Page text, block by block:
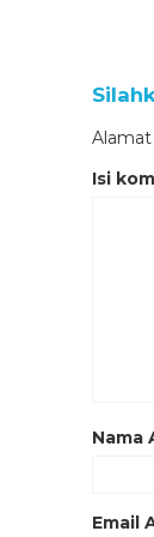
Alamat
Isi
Nama
Email